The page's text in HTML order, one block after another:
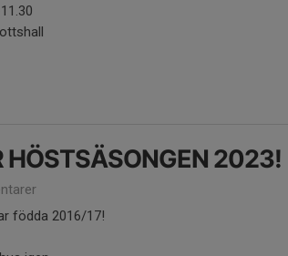
HÖSTSÄSONGEN 2023!
födda 2016/17!